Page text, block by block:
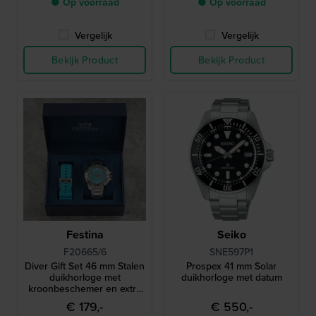
Vergelijk
Bekijk Product
Vergelijk
Bekijk Product
Festina
F20665/6
Diver Gift Set 46 mm Stalen
duikhorloge met
kroonbeschemer en extra
siliconen band
€ 179,-
Seiko
SNE597P1
Prospex 41 mm Solar
duikhorloge met datum
€ 550,-